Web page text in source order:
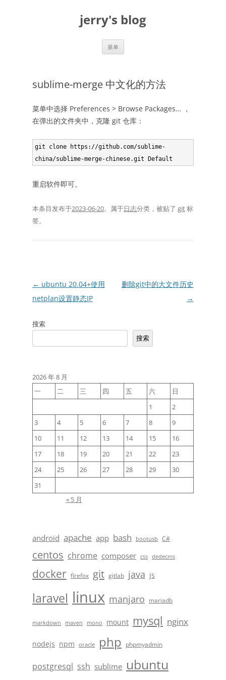
jerry's blog
菜单
sublime-merge 中文化的方法
菜单中选择 Preferences > Browse Packages… ，
在弹出的文件夹中，克隆 git 仓库：
git clone https://github.com/sublime-
china/sublime-merge-chinese.git Default
重启软件即可。
本条目发布于2023-06-20。属于日志分类，被贴了 git标
签。
文
章
航
← ubuntu 20.04+使用
netplan设置静态IP
删除git中的大文件历史
→
搜索
搜索
2026 年 8 月
一
二 三 四 五 六
日
1
2
3
4 5 6 7 8
9
10
11 12 13 14 15
16
17
18 19 20 21 22
23
24
25 26 27 28 29
30
31
« 5 月
android apache app bash bootusb C#
centos chrome composer css dedecms
docker firefox git gitlab java js
laravel linux manjaro mariadb
markdown maven mono mount mysql nginx
nodejs npm oracle php phpmyadmin
postgresql ssh sublime ubuntu